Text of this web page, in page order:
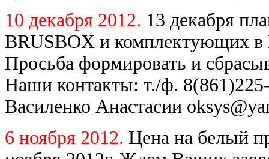
10 декабря 2012. 13 декабря
BRUSBOX и комплектующих в
Просьба формировать и
Наши контакты: т./ф.
Василенко Анастасии
6 ноября 2012. Цена на белый